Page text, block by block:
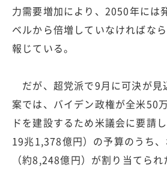
力需要増加により、2050年には
ベルから倍増していなければな
報じている。
だが、超党派で9月に可決が見
案では、バイデン政権が全米50
ドを建設するため米議会に要請
19兆1,378億円）の予算のうち
（約8,248億円）が割り当てら